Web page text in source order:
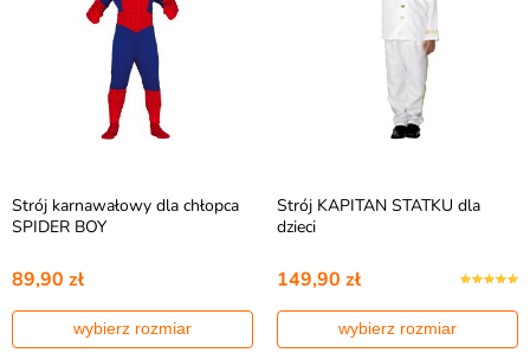
Strój karnawałowy dla chłopca
SPIDER BOY
89,90 zł
wybierz rozmiar
Strój KAPITAN STATKU dla
dzieci
149,90 zł
wybierz rozmiar